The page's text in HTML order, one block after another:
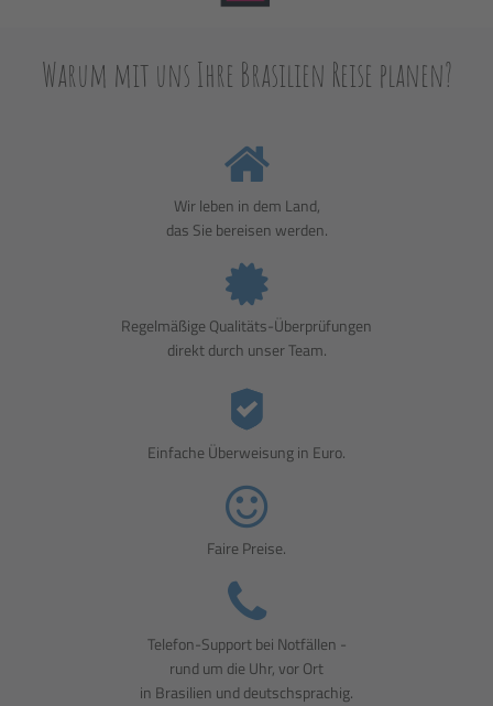
Warum mit uns Ihre Brasilien Reise planen?
Wir leben in dem Land,
das Sie bereisen werden.
Regelmäßige Qualitäts-Überprüfungen
direkt durch unser Team.
Einfache Überweisung in Euro.
Faire Preise.
Telefon-Support bei Notfällen -
rund um die Uhr, vor Ort
in Brasilien und deutschsprachig.